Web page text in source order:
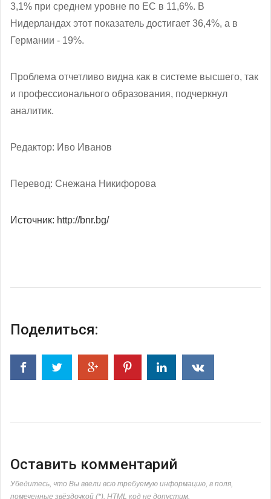
3,1% при среднем уровне по ЕС в 11,6%. В
Нидерландах этот показатель достигает 36,4%, а в
Германии - 19%.
Проблема отчетливо видна как в системе высшего, так
и профессионального образования, подчеркнул
аналитик.
Редактор: Иво Иванов
Перевод: Снежана Никифорова
Источник: http://bnr.bg/
Поделиться:
Оставить комментарий
Убедитесь, что Вы ввели всю требуемую информацию, в поля,
помеченные звёздочкой (*). HTML код не допустим.